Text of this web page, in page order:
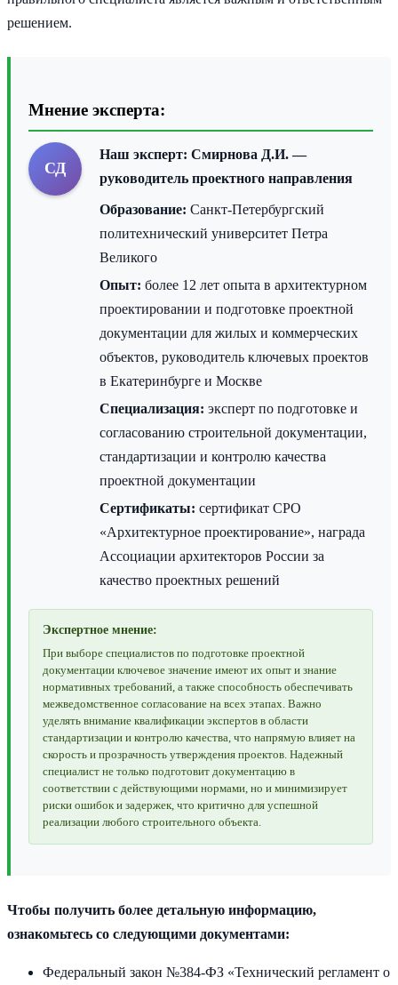
решением.
Мнение эксперта:
СД
Наш эксперт: Смирнова Д.И.—
руководитель проектного направления
Образование: Санкт-Петербургский
политехнический университет Петра
Великого
Опыт: более 12 лет опыта в архитектурном
проектировании и подготовке проектной
документации для жилых и коммерческих
объектов, руководитель ключевых проектов
в Екатеринбурге и Москве
Специализация: эксперт по подготовке и
согласованию строительной документации,
стандартизации и контролю качества
проектной документации
Сертификаты: сертификат СРО
«Архитектурное проектирование», награда
Ассоциации архитекторов России за
качество проектных решений
Экспертное мнение:
При выборе специалистов по подготовке проектной
документации ключевое значение имеют их опыт и знание
нормативных требований, а также способность обеспечивать
межведомственное согласование на всех этапах. Важно
уделять внимание квалификации экспертов в области
стандартизации и контролю качества, что напрямую влияет на
скорость и прозрачность утверждения проектов. Надежный
специалист не только подготовит документацию в
соответствии с действующими нормами, но и минимизирует
риски ошибок и задержек, что критично для успешной
реализации любого строительного объекта.
Чтобы получить более детальную информацию,
ознакомьтесь со следующими документами:
Федеральный закон №384-ФЗ «Технический регламент о